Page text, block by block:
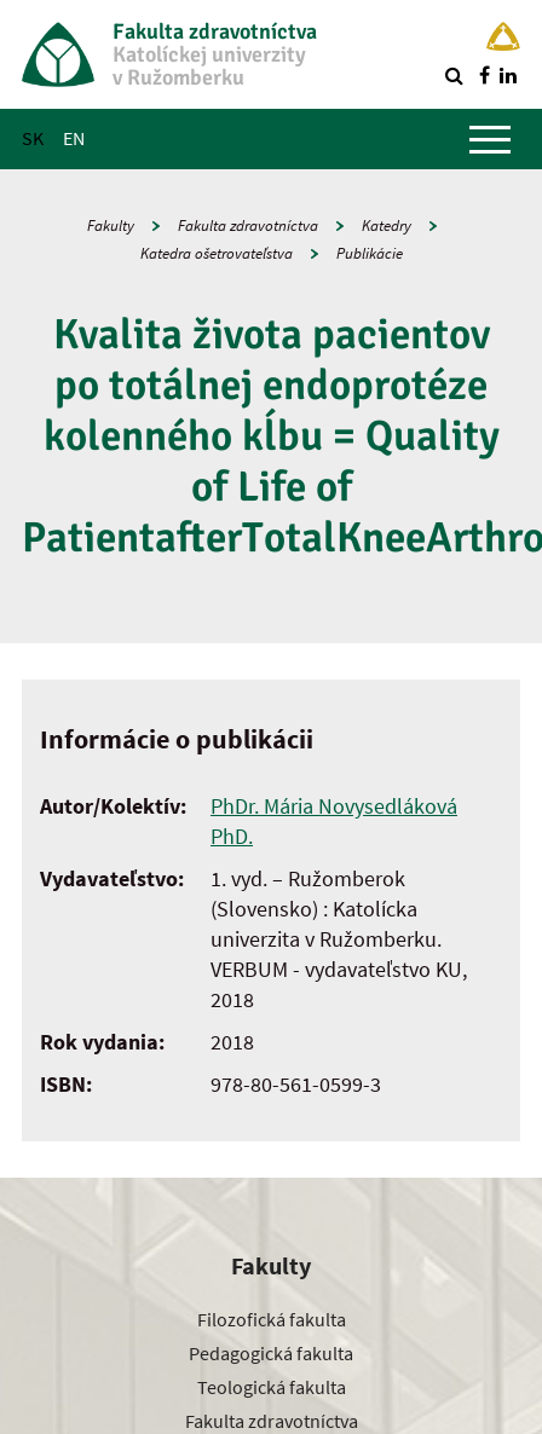
Fakulta zdravotníctva
Katolíckej univerzity
v Ružomberku
SK EN
Hlavné menu
Fakulty Fakulta zdravotníctva
Katedry
Katedra ošetrovateľstva
Publikácie
Kvalita života pacientov
po totálnej endoprotéze
kolenného kĺbu = Quality
of Life of
Informácie o publikácii
Autor/Kolektív:
PhDr. Mária Novysedláková
PhD.
Vydavateľstvo:
1. vyd. – Ružomberok
(Slovensko) : Katolícka
univerzita v Ružomberku.
VERBUM - vydavateľstvo KU,
2018
Rok vydania:
2018
ISBN:
978-80-561-0599-3
Fakulty
Filozofická fakulta
Pedagogická fakulta
Teologická fakulta
Fakulta zdravotníctva